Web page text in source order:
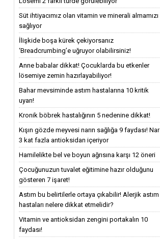
Süt ihtiyacımız olan vitamin ve minerali almamızı
sağlıyor
İlişkide boşa kürek çekiyorsanız
‘Breadcrumbing’e uğruyor olabilirsiniz!
Anne babalar dikkat! Çocuklarda bu etkenler
lösemiye zemin hazırlayabiliyor!
Bahar mevsiminde astım hastalarına 10 kritik
uyarı!
Kronik böbrek hastalığının 5 nedenine dikkat!
Kışın gözde meyvesi narın sağlığa 9 faydası! Nar
3 kat fazla antioksidan içeriyor
Hamilelikte bel ve boyun ağrısına karşı 12 öneri
Çocuğunuzun tuvalet eğitimine hazır olduğunu
gösteren 7 işaret!
Astım bu belirtilerle ortaya çıkabilir! Alerjik astım
hastaları nelere dikkat etmelidir?
Vitamin ve antioksidan zengini portakalın 10
faydası!